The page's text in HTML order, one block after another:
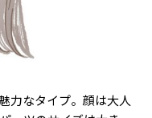
力なタイプ。顔は大人